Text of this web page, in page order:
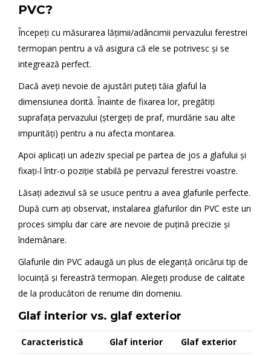
PVC?
Începeți cu măsurarea lățimii/adâncimii pervazului ferestrei
termopan pentru a vă asigura că ele se potrivesc și se
integrează perfect.
Dacă aveți nevoie de ajustări puteți tăia glaful la
dimensiunea dorită. Înainte de fixarea lor, pregătiți
suprafața pervazului (ștergeți de praf, murdărie sau alte
impurități) pentru a nu afecta montarea.
Apoi aplicați un adeziv special pe partea de jos a glafului și
fixați-l într-o poziție stabilă pe pervazul ferestrei voastre.
Lăsați adezivul să se usuce pentru a avea glafurile perfecte.
După cum ați observat, instalarea glafurilor din PVC este un
proces simplu dar care are nevoie de puțină precizie și
îndemânare.
Glafurile din PVC adaugă un plus de eleganță oricărui tip de
locuință și fereastră termopan. Alegeți produse de calitate
de la producători de renume din domeniu.
Glaf interior vs. glaf exterior
Caracteristică Glaf interior Glaf exterior